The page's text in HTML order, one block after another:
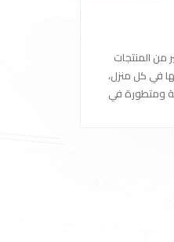
من المنتجات
في كل منزل،
ومتطورة في